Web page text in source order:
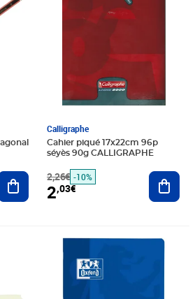
Ajouter au panier
Calligraphe
Cahier piqué 17x22cm 96p
séyès 90g CALLIGRAPHE
2,26€ -10%
2,03€